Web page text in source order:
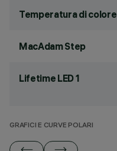
Temperatura di colore
MacAdam Step
Lifetime LED 1
GRAFICI E CURVE POLARI